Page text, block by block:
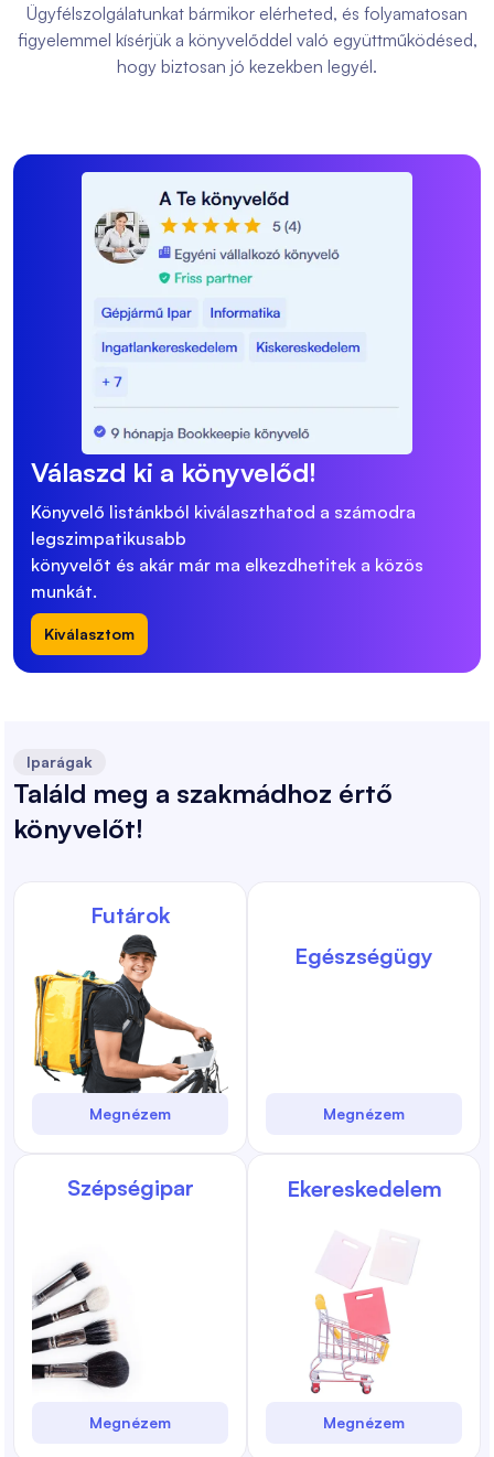
Ügyfélszolgálatunkat bármikor elérheted, és folyamatosan
figyelemmel kísérjük a könyvelőddel való együttműködésed,
hogy biztosan jó kezekben legyél.
Válaszd ki a könyvelőd!
Könyvelő listánkból kiválaszthatod a számodra
legszimpatikusabb
könyvelőt és akár már ma elkezdhetitek a közös
munkát.
Kiválasztom
Iparágak
Találd meg a szakmádhoz értő
könyvelőt!
Futárok
Megnézem
Egészségügy
Megnézem
Szépségipar
Megnézem
Ekereskedelem
Megnézem